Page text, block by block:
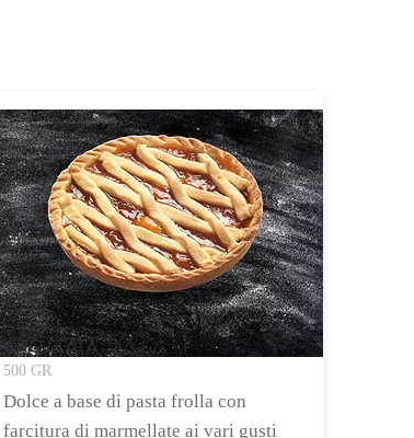
CROSTATA
500 GR
Dolce a base di pasta frolla con
farcitura di marmellate ai vari gusti